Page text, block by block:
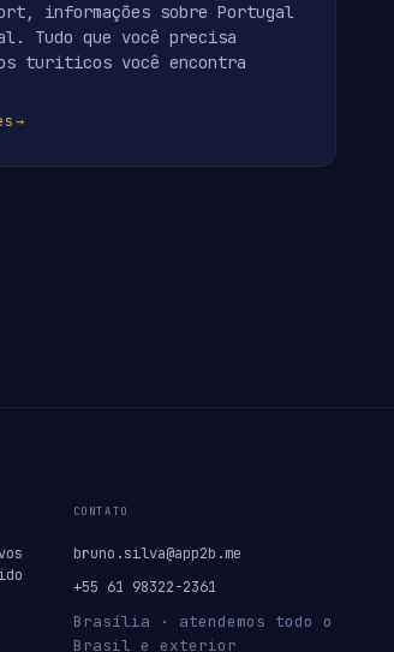
informações sobre Portugal
Tudo que você precisa
turiticos você encontra
→
CONTATO
bruno.silva@app2b.me
+55 61 98322-2361
Brasília · atendemos todo o
Brasil e exterior